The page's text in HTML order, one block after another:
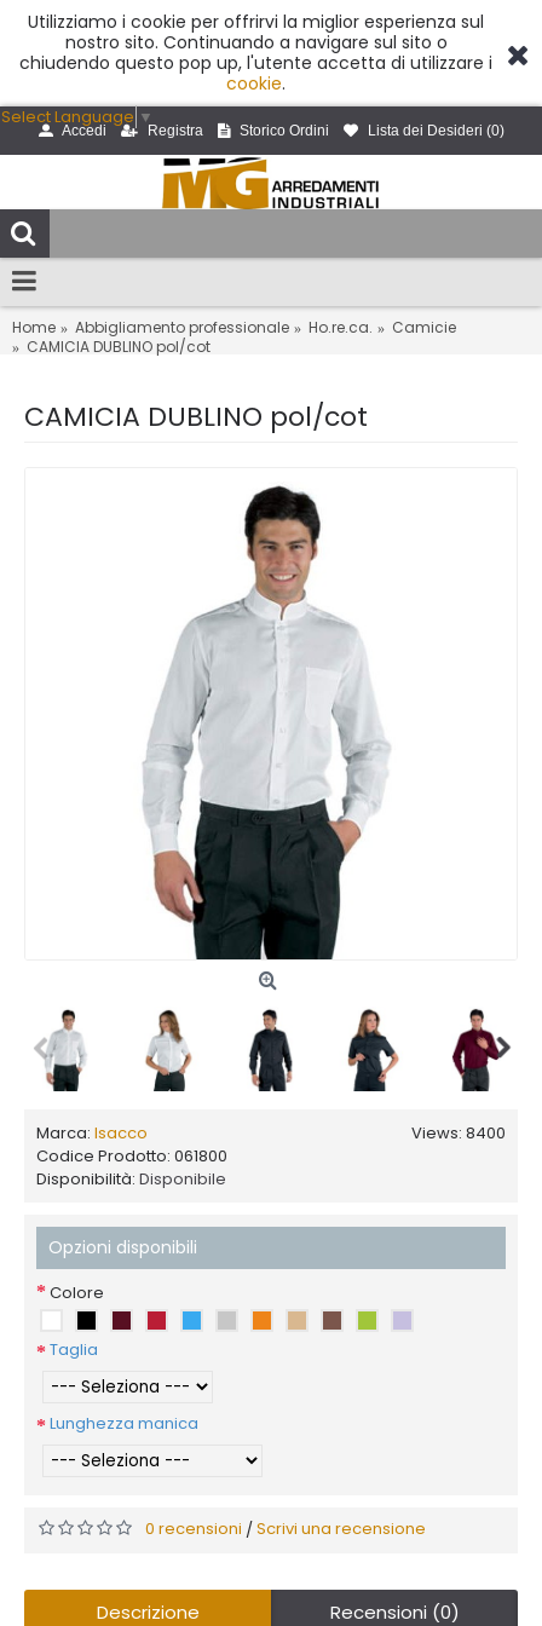
Utilizziamo i cookie per offrirvi la miglior esperienza sul
nostro sito. Continuando a navigare sul sito o
chiudendo questo pop up, l'utente accetta di utilizzare i
cookie.
Select Language ▼
Accedi Registra Storico Ordini Lista dei Desideri (0)
Home Abbigliamento professionale Ho.re.ca.
Camicie
CAMICIA DUBLINO pol/cot
CAMICIA DUBLINO pol/cot
Views: 8400
Marca: Isacco
Codice Prodotto: 061800
Disponibilità: Disponibile
Opzioni disponibili
Colore
Taglia
Lunghezza manica
0 recensioni /Scrivi una recensione
Descrizione Recensioni (0)